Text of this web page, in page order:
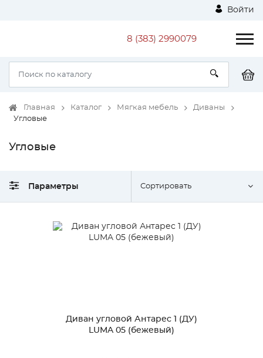
Войти
8 (383) 2990079
Главная Каталог Мягкая мебель
Диваны
Угловые
Угловые
Параметры Сортировать
Диван угловой Антарес 1 (ДУ)
LUMA 05 (бежевый)